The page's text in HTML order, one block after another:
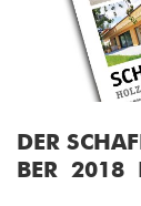
DER
BER 2018